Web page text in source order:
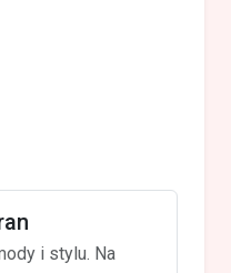
i stylu. Na